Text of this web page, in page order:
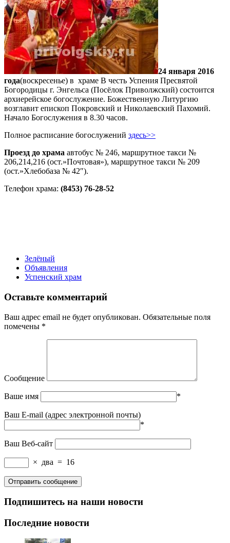
24 января 2016
года(воскресенье) в храме В честь Успения Пресвятой
Богородицы г. Энгельса (Посёлок Приволжский) состоится
архиерейское богослужение. Божественную Литургию
возглавит епископ Покровский и Николаевский Пахомий.
Начало Богослужения в 8.30 часов.
Полное расписание богослужений здесь>>
Проезд до храма автобус № 246, маршрутное такси №
206,214,216 (ост.»Почтовая»), маршрутное такси № 209
(ост.»Хлебобаза № 42″).
Телефон храма: (8453) 76-28-52
Зелёный
Объявления
Успенский храм
Оставьте комментарий
Ваш адрес email не будет опубликован. Обязательные поля
помечены *
Сообщение
Ваше имя *
Ваш E-mail (адрес электронной почты)
*
Ваш Веб-сайт
× два = 16
Подпишитесь на наши новости
Последние новости